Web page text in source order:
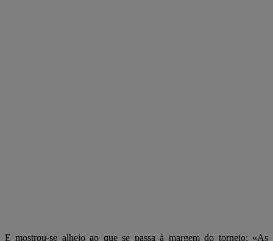
E mostrou-se alheio ao que se passa à margem do torneio: «As